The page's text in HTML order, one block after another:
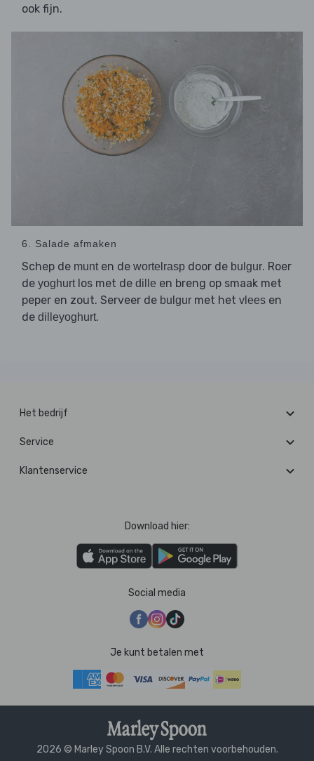
ook fijn.
6. Salade afmaken
Schep de munten de wortelrasp door de bulgur. Roer
de yoghurtlos met de dille en breng op smaak met
peper en zout. Serveer de bulgur met het vlees en
de dilleyoghurt.
Het bedrijf
Service
Klantenservice
Download hier:
Social media
Je kunt betalen met
2026 © Marley Spoon B.V. Alle rechten voorbehouden.